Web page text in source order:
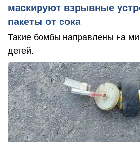
маскируют взрывные
пакеты от сока
Такие бомбы направлены на
детей.